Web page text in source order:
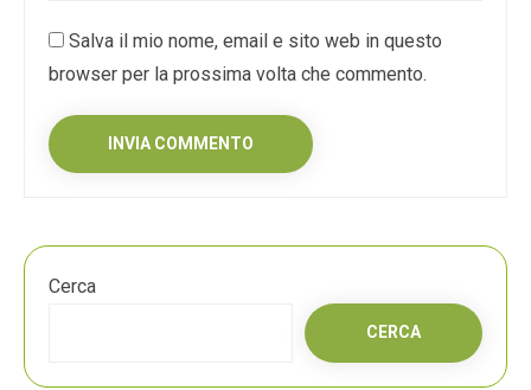
Salva il mio nome, email e sito web in questo
browser per la prossima volta che commento.
Cerca
CERCA